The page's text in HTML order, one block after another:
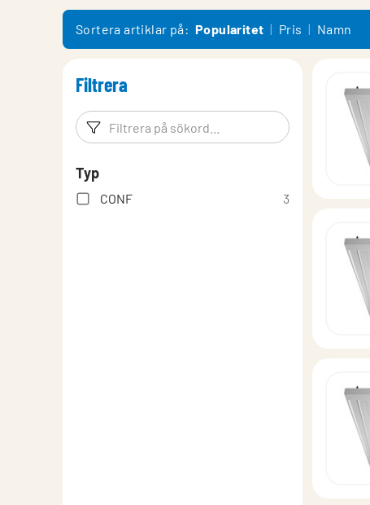
Försäkran om överenstämmelse
Produktöversikt
Tillbehör
Sortera artiklar på: Popularitet Pris Namn
Filtrera
Filtreringsord Filtrera
Typ
CONF 3